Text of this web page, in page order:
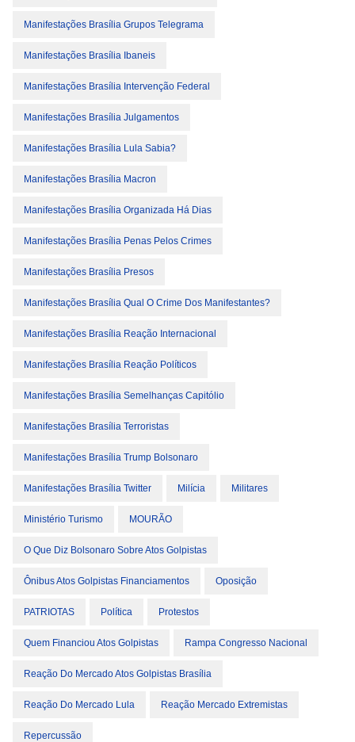
Manifestações Brasília Grupos Telegrama
Manifestações Brasília Ibaneis
Manifestações Brasília Intervenção Federal
Manifestações Brasília Julgamentos
Manifestações Brasília Lula Sabia?
Manifestações Brasília Macron
Manifestações Brasília Organizada Há Dias
Manifestações Brasília Penas Pelos Crimes
Manifestações Brasília Presos
Manifestações Brasília Qual O Crime Dos Manifestantes?
Manifestações Brasília Reação Internacional
Manifestações Brasília Reação Políticos
Manifestações Brasília Semelhanças Capitólio
Manifestações Brasília Terroristas
Manifestações Brasília Trump Bolsonaro
Manifestações Brasília Twitter Milícia Militares
Ministério Turismo MOURÃO
O Que Diz Bolsonaro Sobre Atos Golpistas
Ônibus Atos Golpistas Financiamentos Oposição
PATRIOTAS Política Protestos
Quem Financiou Atos Golpistas Rampa Congresso Nacional
Reação Do Mercado Atos Golpistas Brasília
Reação Do Mercado Lula Reação Mercado Extremistas
Repercussão